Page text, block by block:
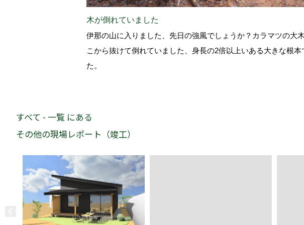
木が倒れていました
伊那の山に入りました、先日の強風でしょうか？カラマツの大
こから抜けて倒れていました、身長の2倍以上いある大きな根本
た。
すべて - 一覧 にある
その他の現場レポート（竣工）